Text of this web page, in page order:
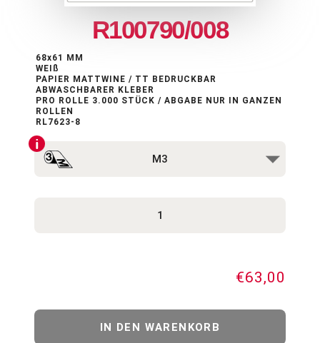
R100790/008
68x61 MM
WEIß
PAPIER MATTWINE / TT BEDRUCKBAR
ABWASCHBARER KLEBER
PRO ROLLE 3.000 STÜCK / ABGABE NUR IN GANZEN
ROLLEN
RL7623-8
€63,00